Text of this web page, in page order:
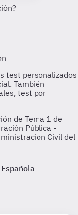
de Tema 1 de
Pública -
Civil del